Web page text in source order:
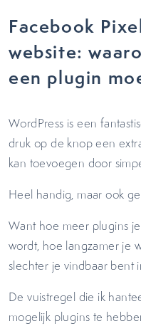
Facebook
website:
een plugin
WordPress is een
druk op de knop een
kan toevoegen door
Heel handig, maar ook
Want hoe meer plugins
wordt, hoe langzamer je
slechter je vindbaar bent
De vuistregel die ik
mogelijk plugins te